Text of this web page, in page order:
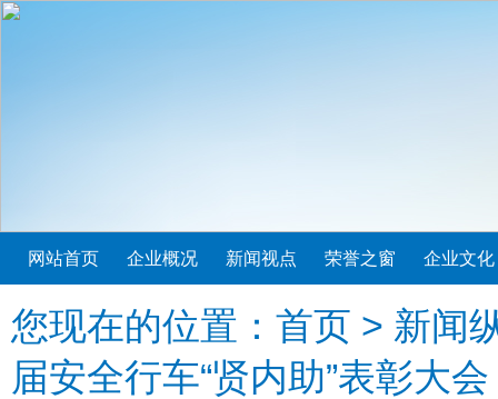
网站首页 企业概况 新闻视点 荣誉之窗 企业文化
您现在的位置： 首页 > 新闻
届安全行车“贤内助”表彰大会